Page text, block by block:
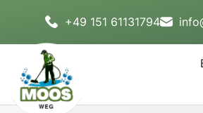
+49 151 61131794